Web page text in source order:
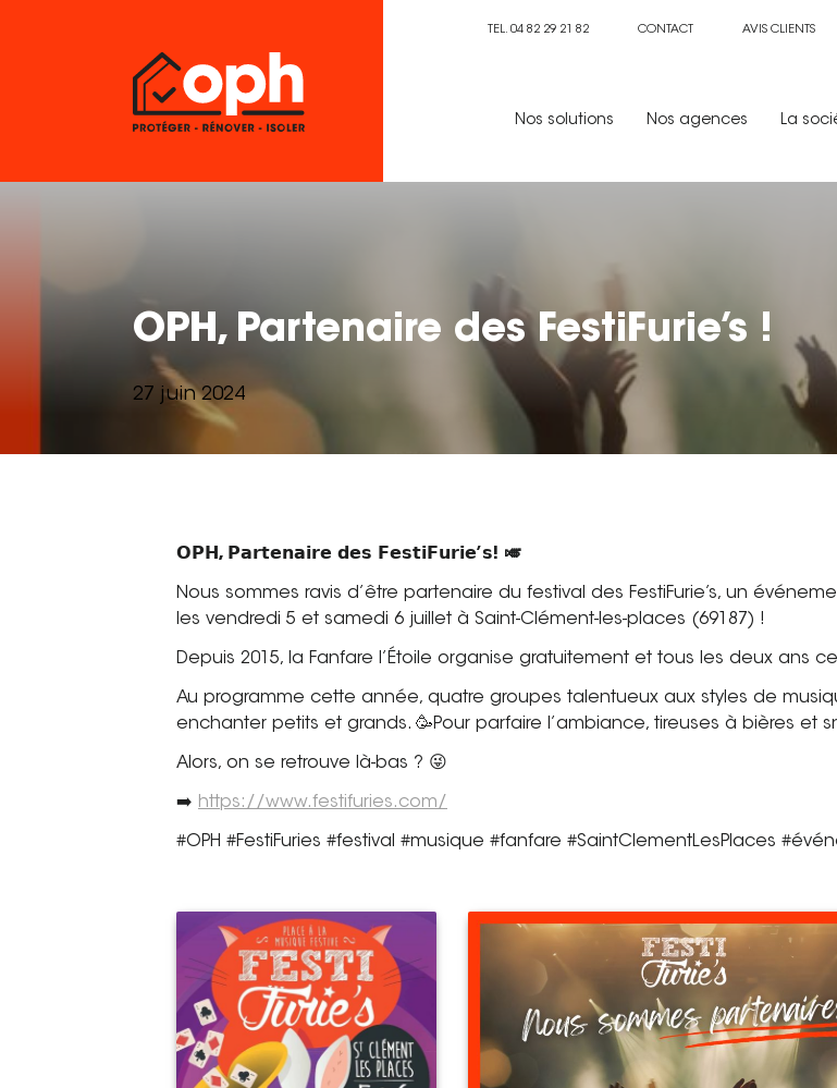
TEL. 04 82 29 21 82 CONTACT AVIS CLIENTS
Nos solutions Nos agences La
OPH, Partenaire des FestiFurie’s !
27 juin 2024
𝗢𝗣𝗛, 𝗣𝗮𝗿𝘁𝗲𝗻𝗮𝗶𝗿𝗲 𝗱𝗲𝘀 𝗙𝗲𝘀𝘁𝗶𝗙𝘂𝗿𝗶𝗲’𝘀! 🎺
Nous sommes ravis d’être partenaire du festival des FestiFurie’s, un
les vendredi 5 et samedi 6 juillet à Saint-Clément-les-places (69187) !
Depuis 2015, la Fanfare l’Étoile organise gratuitement et tous les deux ans
Au programme cette année, quatre groupes talentueux aux styles de
enchanter petits et grands. 🥳Pour parfaire l’ambiance, tireuses à bières et
Alors, on se retrouve là-bas ? 😜
➡️ https://www.festifuries.com/
#OPH #FestiFuries #festival #musique #fanfare #SaintClementLesPlaces